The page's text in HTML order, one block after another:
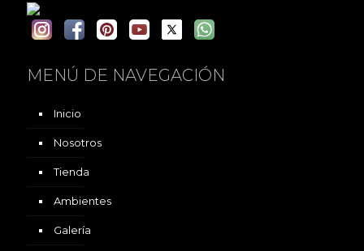
MENÚ DE NAVEGACIÓN
Inicio
Nosotros
Tienda
Ambientes
Galería